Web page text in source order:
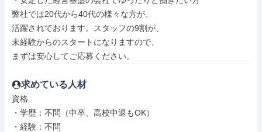
弊社では20代から40代の様々な方が、
活躍されております。スタッフの9割が、
未経験からのスタートになりますので、
まずは安心してご応募ください。
求めている人材
資格
・学歴：不問（中卒、高校中退もOK）
・経験：不問